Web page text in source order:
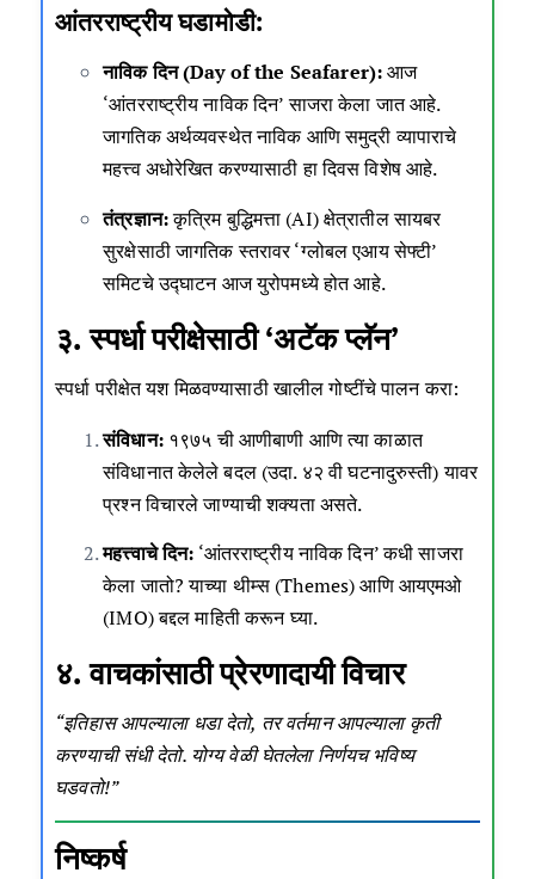
आंतरराष्ट्रीय घडामोडी:
नाविक दिन (Day of the Seafarer):आज
‘आंतरराष्ट्रीय नाविक दिन’ साजरा केला जात आहे.
जागतिक अर्थव्यवस्थेत नाविक आणि समुद्री व्यापाराचे
महत्त्व अधोरेखित करण्यासाठी हा दिवस विशेष आहे.
तंत्रज्ञान:कृत्रिम बुद्धिमत्ता (AI) क्षेत्रातील सायबर
सुरक्षेसाठी जागतिक स्तरावर ‘ग्लोबल एआय सेफ्टी’
समिटचे उद्घाटन आज युरोपमध्ये होत आहे.
३. स्पर्धा परीक्षेसाठी ‘अटॅक प्लॅन’
स्पर्धा परीक्षेत यश मिळवण्यासाठी खालील गोष्टींचे पालन करा:
संविधान:१९७५ ची आणीबाणी आणि त्या काळात
संविधानात केलेले बदल (उदा. ४२ वी घटनादुरुस्ती) यावर
प्रश्न विचारले जाण्याची शक्यता असते.
महत्त्वाचे दिन: ‘आंतरराष्ट्रीय नाविक दिन’ कधी साजरा
केला जातो? याच्या थीम्स (Themes) आणि आयएमओ
(IMO) बद्दल माहिती करून घ्या.
४. वाचकांसाठी प्रेरणादायी विचार
“इतिहास आपल्याला धडा देतो, तर वर्तमान आपल्याला कृती
करण्याची संधी देतो. योग्य वेळी घेतलेला निर्णयच भविष्य
घडवतो!”
निष्कर्ष